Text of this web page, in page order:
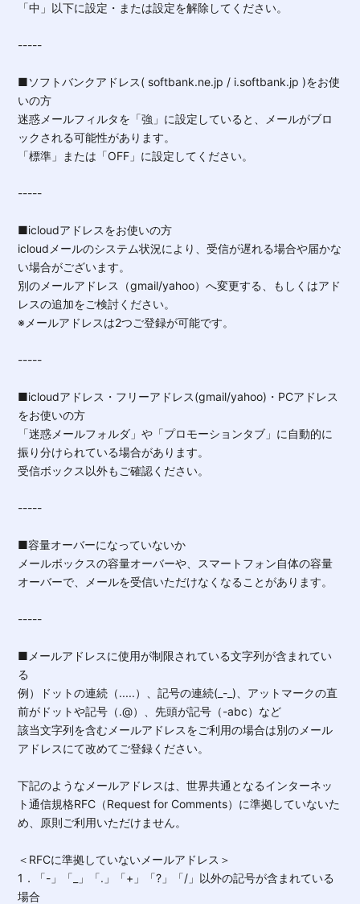
「中」以下に設定・または設定を解除してください。
-----
■ソフトバンクアドレス( softbank.ne.jp / i.softbank.jp )をお使
いの方
迷惑メールフィルタを「強」に設定していると、メールがブロ
ックされる可能性があります。
「標準」または「OFF」に設定してください。
-----
■icloudアドレスをお使いの方
icloudメールのシステム状況により、受信が遅れる場合や届かな
い場合がございます。
別のメールアドレス（gmail/yahoo）へ変更する、もしくはアド
レスの追加をご検討ください。
※メールアドレスは2つご登録が可能です。
-----
■icloudアドレス・フリーアドレス(gmail/yahoo)・PCアドレス
をお使いの方
「迷惑メールフォルダ」や「プロモーションタブ」に自動的に
振り分けられている場合があります。
受信ボックス以外もご確認ください。
-----
■容量オーバーになっていないか
メールボックスの容量オーバーや、スマートフォン自体の容量
オーバーで、メールを受信いただけなくなることがあります。
-----
■メールアドレスに使用が制限されている文字列が含まれてい
る
例）ドットの連続（.....）、記号の連続(_-_)、アットマークの直
前がドットや記号（.@）、先頭が記号（-abc）など
該当文字列を含むメールアドレスをご利用の場合は別のメール
アドレスにて改めてご登録ください。
下記のようなメールアドレスは、世界共通となるインターネッ
ト通信規格RFC（Request for Comments）に準拠していないた
め、原則ご利用いただけません。
＜RFCに準拠していないメールアドレス＞
1．「-」「_」「.」「+」「?」「/」以外の記号が含まれている
場合